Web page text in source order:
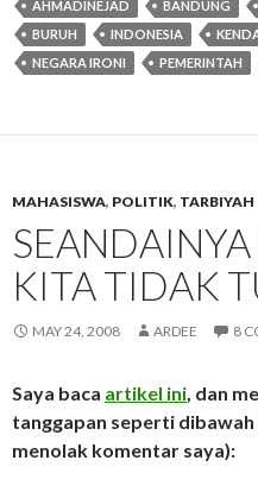
AHMADINEJAD BANDUNG
BURUH
INDONESIA
NEGARA IRONI
PEMERINTAH
MAHASISWA, POLITIK, TARBIYAH
KITA TIDAK
MAY 24, 2008 ARDEE 8
Saya baca artikel ini, dan
tanggapan seperti dibawah
menolak komentar saya):